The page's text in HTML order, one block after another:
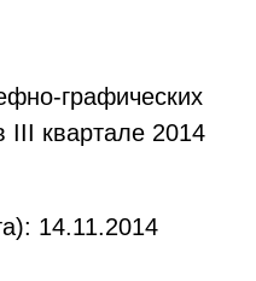
графических
III квартале 2014
14.11.2014